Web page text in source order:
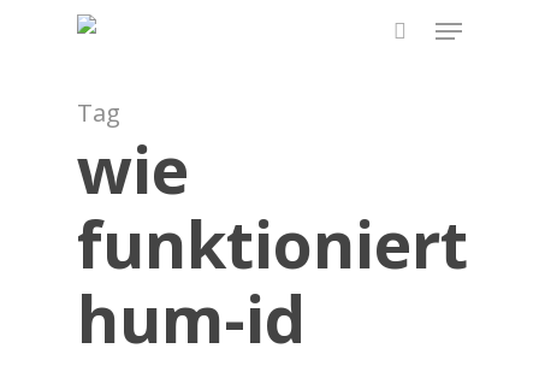
Menu
Tag
wie
funktioniert
hum-id